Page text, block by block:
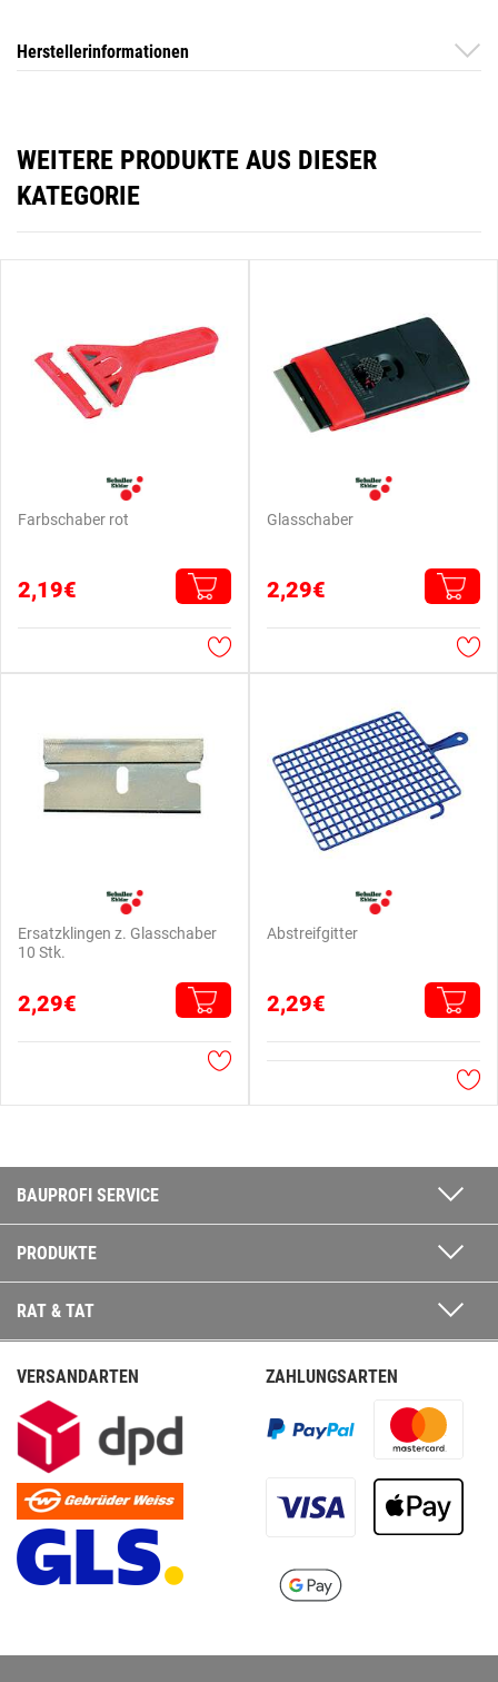
Herstellerinformationen
WEITERE PRODUKTE AUS DIESER
KATEGORIE
Farbschaber rot
2,19€
Glasschaber
2,29€
Ersatzklingen z. Glasschaber
10 Stk.
2,29€
Abstreifgitter
2,29€
BAUPROFI SERVICE
PRODUKTE
RAT & TAT
VERSANDARTEN ZAHLUNGSARTEN